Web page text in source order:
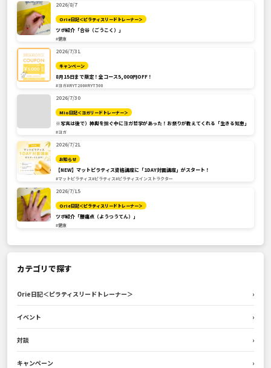
2026/8/7
Orie日記＜ピラティスリードトレーナー＞
ツボ紹介「合谷（ごうこく）」
#健康
2026/7/31
キャンペーン
8月15日まで限定！全コース5,000円OFF！
#ヨガ#RYT200#RYT500
2026/7/30
Mio日記＜ヨガリードトレーナー＞
※写真は後で）神輿を担ぐ中にヨガ哲学があった！お祭りが教えてくれる「生きる知恵」
#ヨガ
2026/7/21
お知らせ
【NEW】マットピラティス資格講座に「1DAY対面講座」がスタート！
#マットピラティス#ピラティス#ピラティスインストラクター
2026/7/15
Orie日記＜ピラティスリードトレーナー＞
ツボ紹介「腰痛点（ようつうてん）」
#健康
カテゴリで探す
Orie日記＜ピラティスリードトレーナー＞ ›
イベント ›
対談 ›
キャンペーン ›